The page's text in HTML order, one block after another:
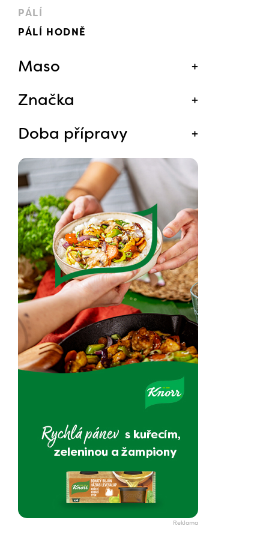
PÁLÍ
PÁLÍ HODNĚ
Maso
Značka
Doba přípravy